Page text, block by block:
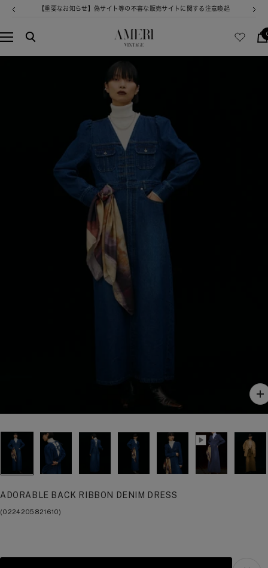
ン
へ
戻
【重要なお知らせ】偽サイト等の不審な販売サイトに関する注意喚起
次
ナ
ゲ
AMERI
VINTAGE
ズ
ADORABLE BACK RIBBON DENIM DRESS
(0224205821610)